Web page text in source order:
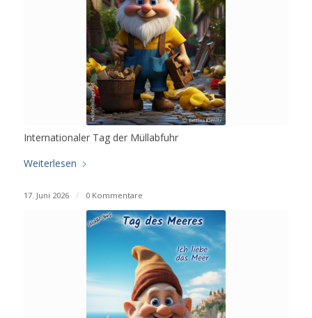
Internationaler Tag der Müllabfuhr
Weiterlesen
17. Juni 2026 / 0 Kommentare